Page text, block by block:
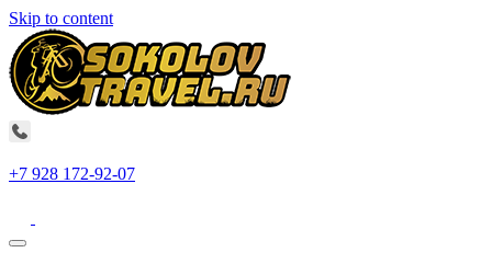
Skip to content
+7 928 172-92-07